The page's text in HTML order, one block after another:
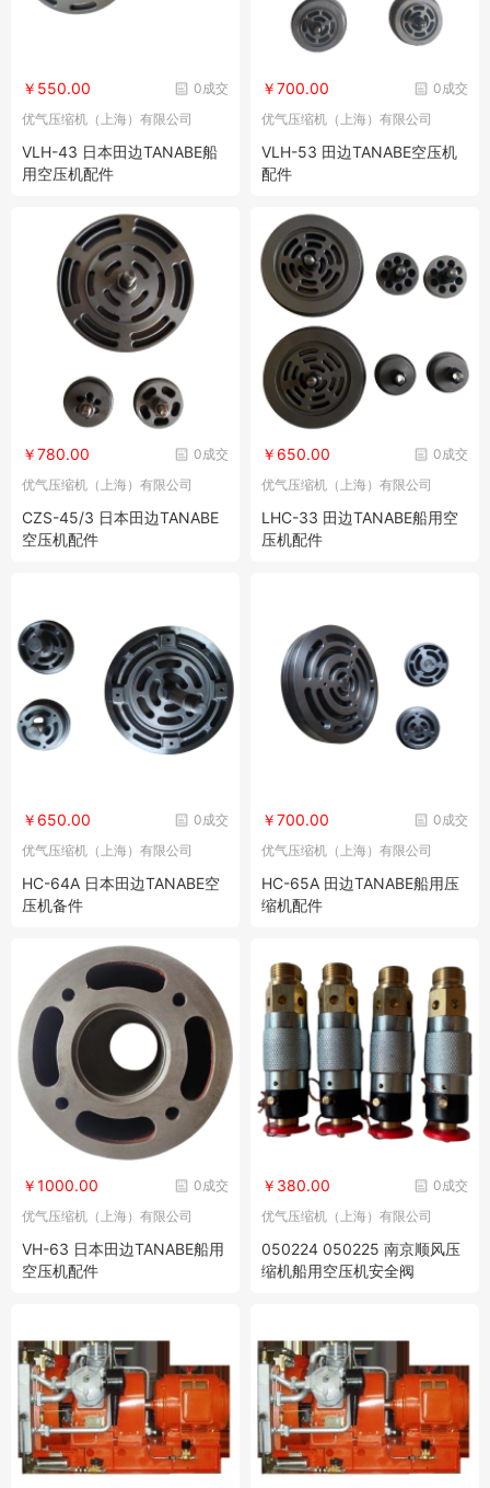
0成交
￥550.00
优气压缩机（上海）有限公司
VLH-43 日本田边TANABE船
用空压机配件
0成交
￥700.00
优气压缩机（上海）有限公司
VLH-53 田边TANABE空压机
配件
0成交
￥780.00
优气压缩机（上海）有限公司
CZS-45/3 日本田边TANABE
空压机配件
0成交
￥650.00
优气压缩机（上海）有限公司
LHC-33 田边TANABE船用空
压机配件
0成交
￥650.00
优气压缩机（上海）有限公司
HC-64A 日本田边TANABE空
压机备件
0成交
￥700.00
优气压缩机（上海）有限公司
HC-65A 田边TANABE船用压
缩机配件
0成交
￥1000.00
优气压缩机（上海）有限公司
VH-63 日本田边TANABE船用
空压机配件
0成交
￥380.00
优气压缩机（上海）有限公司
050224 050225 南京顺风压
缩机船用空压机安全阀